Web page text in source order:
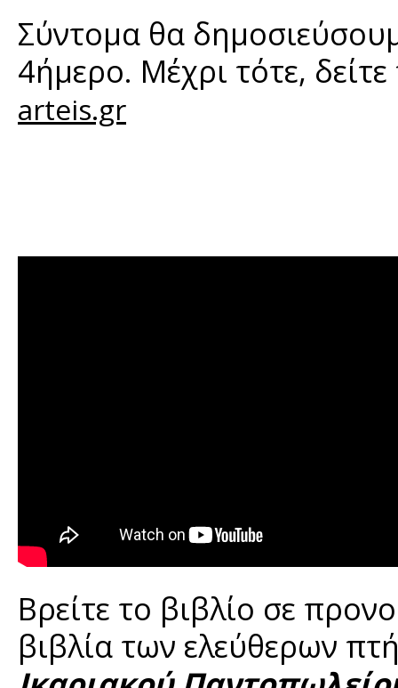
Σύντομα θα
4ήμερο. Μέχρι τότε,
arteis.gr
Βρείτε το βιβλίο σε
βιβλία των ελεύθερων